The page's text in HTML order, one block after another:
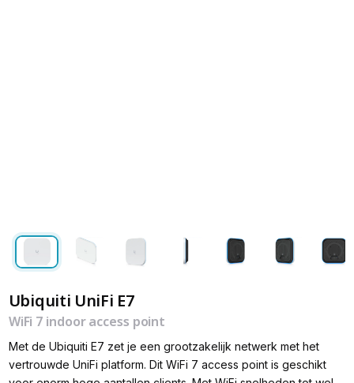
Ubiquiti UniFi E7
WiFi 7 indoor access point
Met de Ubiquiti E7 zet je een grootzakelijk netwerk met het
vertrouwde UniFi platform. Dit WiFi 7 access point is geschikt